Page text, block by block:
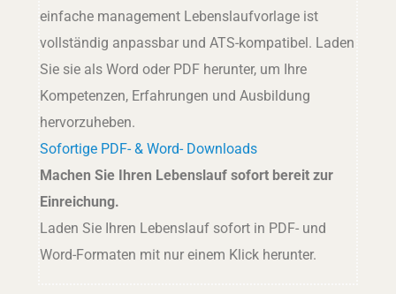
einfache management Lebenslaufvorlage ist
vollständig anpassbar und ATS-kompatibel. Laden
Sie sie als Word oder PDF herunter, um Ihre
Kompetenzen, Erfahrungen und Ausbildung
hervorzuheben.
Sofortige PDF- & Word- Downloads
Machen Sie Ihren Lebenslauf sofort bereit zur
Einreichung.
Laden Sie Ihren Lebenslauf sofort in PDF- und
Word-Formaten mit nur einem Klick herunter.